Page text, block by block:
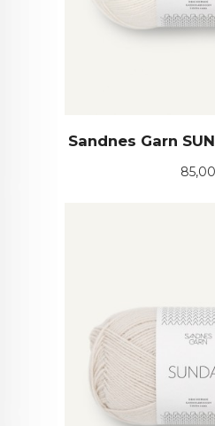
Sandnes Garn
Pris
85,00